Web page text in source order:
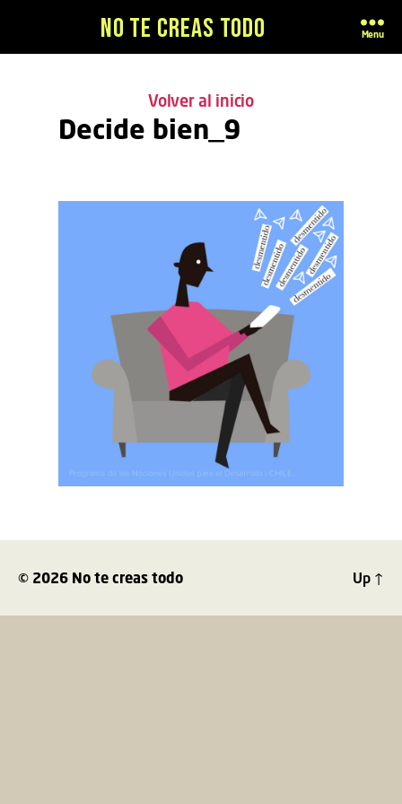
No te creas todo Menu
Volver al inicio
Decide bien_9
© 2026 No te creas todo Up ↑